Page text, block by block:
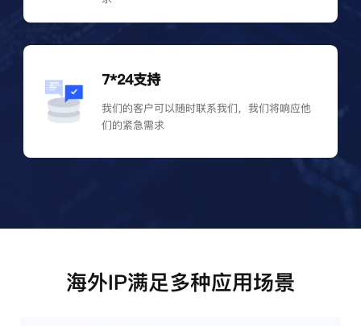
7*24支持
我们的客户可以随时联系我们，我们将响应他
们的紧急需求
海外IP满足多种应用场景